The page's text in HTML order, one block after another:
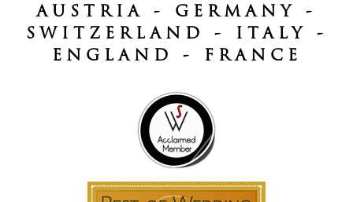
AUSTRIA - GERMANY -
SWITZERLAND - ITALY -
ENGLAND - FRANCE